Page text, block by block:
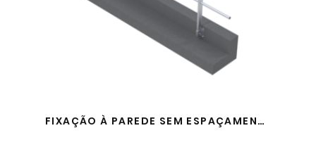
FIXAÇÃO À PAREDE SEM ESPAÇAMENTO